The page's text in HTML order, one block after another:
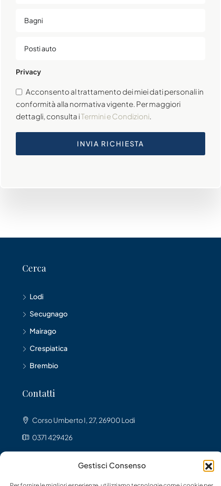
Gestisci Consenso
Privacy
Acconsento al trattamento dei miei dati personali in
conformità alla normativa vigente. Per maggiori
dettagli, consulta iTermini e Condizioni
INVIA RICHIESTA
Cerca
Lodi
Secugnago
Mairago
Crespiatica
Brembio
Contatti
Corso Umberto I, 27, 26900 Lodi
0371 429426
lodiagency@gmail.com